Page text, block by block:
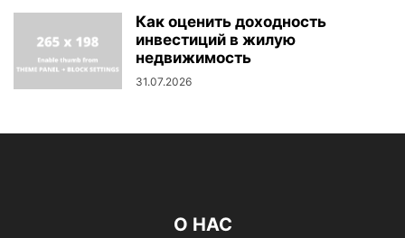
Как оценить доходность
инвестиций в жилую
недвижимость
31.07.2026
О НАС